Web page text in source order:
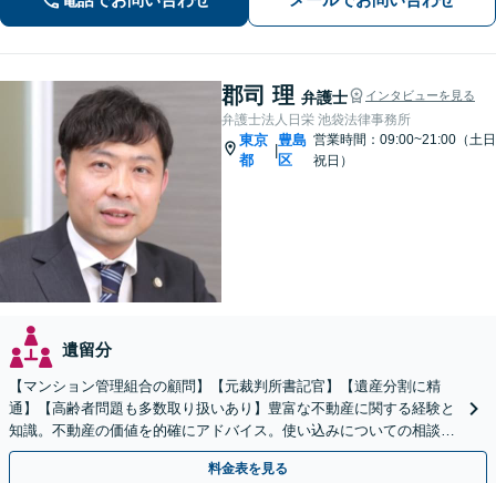
郡司 理 弁護士 インタビューを見る
弁護士法人日栄 池袋法律事務所
東京
都
|
豊島
区
営業時間：09:00~21:00（土日
祝日）
遺留分
【マンション管理組合の顧問】【元裁判所書記官】【遺産分割に精
通】【高齢者問題も多数取り扱いあり】豊富な不動産に関する経験と
知識。不動産の価値を的確にアドバイス。使い込みについての相談も
多数。後見など高齢者の問題にも対応可
料金表を見る